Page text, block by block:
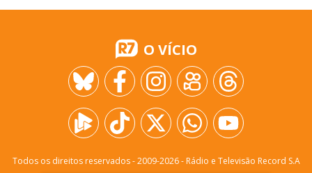
O VÍCIO
Todos os direitos reservados - 2009-2026- Rádio e Televisão Record S.A